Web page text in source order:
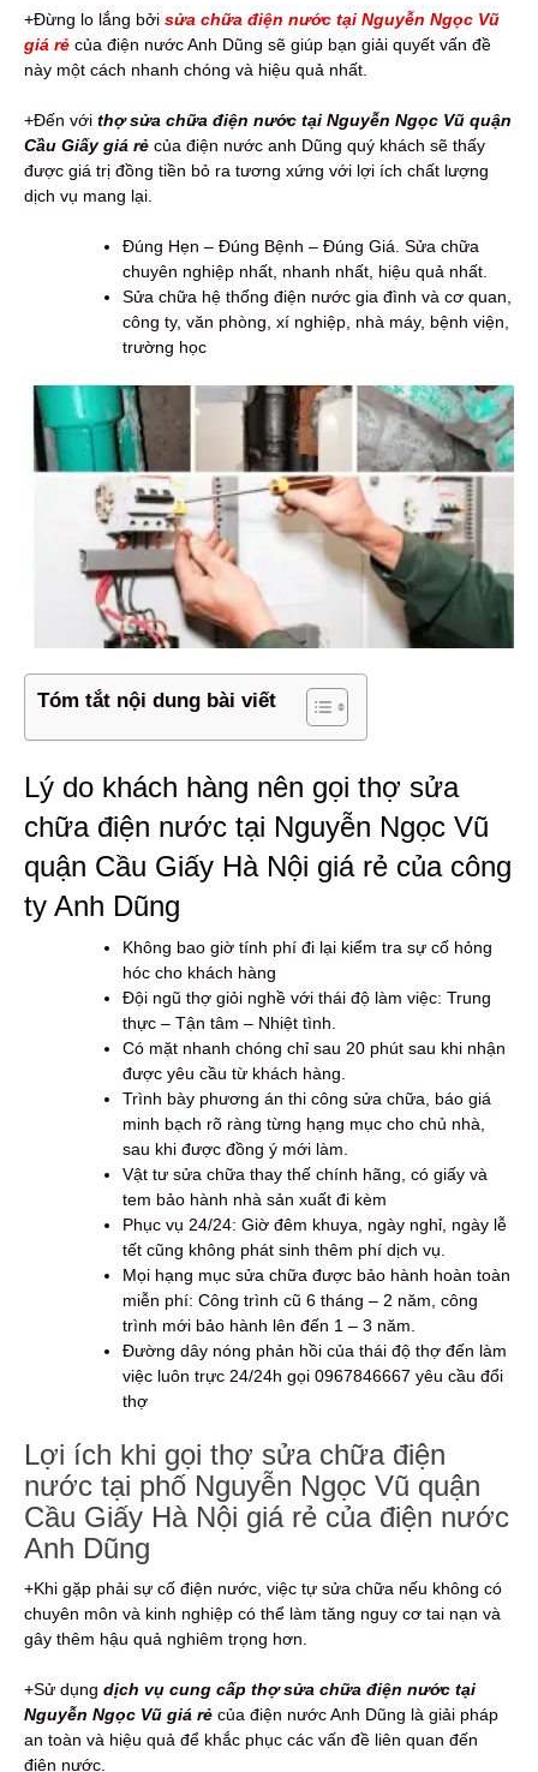
+Đừng lo lắng bởi sửa chữa điện nước tại Nguyễn Ngọc Vũ
giá rẻ của điện nước Anh Dũng sẽ giúp bạn giải quyết vấn đề
này một cách nhanh chóng và hiệu quả nhất.
+Đến với thợ sửa chữa điện nước tại Nguyễn Ngọc Vũ quận
Cầu Giấy giá rẻ của điện nước anh Dũng quý khách sẽ thấy
được giá trị đồng tiền bỏ ra tương xứng với lợi ích chất lượng
dịch vụ mang lại.
Đúng Hẹn – Đúng Bệnh – Đúng Giá. Sửa chữa
chuyên nghiệp nhất, nhanh nhất, hiệu quả nhất.
Sửa chữa hệ thống điện nước gia đình và cơ quan,
công ty, văn phòng, xí nghiệp, nhà máy, bệnh viện,
trường học
Tóm tắt nội dung bài viết
Lý do khách hàng nên gọi thợ sửa
chữa điện nước tại Nguyễn Ngọc Vũ
quận Cầu Giấy Hà Nội giá rẻ của công
ty Anh Dũng
Không bao giờ tính phí đi lại kiểm tra sự cố hỏng
hóc cho khách hàng
Đội ngũ thợ giỏi nghề với thái độ làm việc: Trung
thực – Tận tâm – Nhiệt tình.
Có mặt nhanh chóng chỉ sau 20 phút sau khi nhận
được yêu cầu từ khách hàng.
Trình bày phương án thi công sửa chữa, báo giá
minh bạch rõ ràng từng hạng mục cho chủ nhà,
sau khi được đồng ý mới làm.
Vật tư sửa chữa thay thế chính hãng, có giấy và
tem bảo hành nhà sản xuất đi kèm
Phục vụ 24/24: Giờ đêm khuya, ngày nghỉ, ngày lễ
tết cũng không phát sinh thêm phí dịch vụ.
Mọi hạng mục sửa chữa được bảo hành hoàn toàn
miễn phí: Công trình cũ 6 tháng – 2 năm, công
trình mới bảo hành lên đến 1 – 3 năm.
Đường dây nóng phản hồi của thái độ thợ đến làm
việc luôn trực 24/24h gọi 0967846667 yêu cầu đổi
thợ
Lợi ích khi gọi thợ sửa chữa điện
nước tại phố Nguyễn Ngọc Vũ quận
Cầu Giấy Hà Nội giá rẻ của điện nước
Anh Dũng
+Khi gặp phải sự cố điện nước, việc tự sửa chữa nếu không có
chuyên môn và kinh nghiệp có thể làm tăng nguy cơ tai nạn và
gây thêm hậu quả nghiêm trọng hơn.
+Sử dụng dịch vụ cung cấp thợ sửa chữa điện nước tại
Nguyễn Ngọc Vũ giá rẻ của điện nước Anh Dũng là giải pháp
an toàn và hiệu quả để khắc phục các vấn đề liên quan đến
điện nước.